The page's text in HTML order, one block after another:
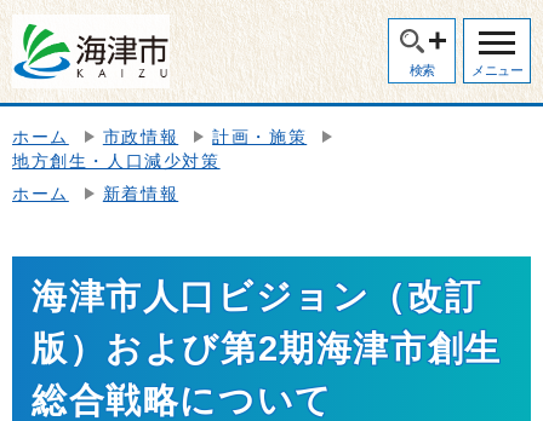
検索 メニュー
ホーム 市政情報
計画・施策
地方創生・人口減少対策
ホーム
新着情報
海津市人口ビジョン（改訂
版）および第2期海津市創生
総合戦略について